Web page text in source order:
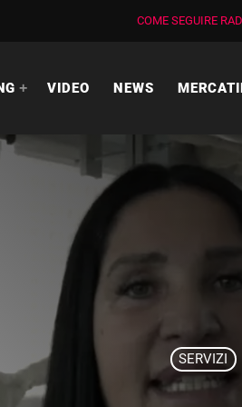
COME SEGUIRE
VIDEO NEWS
SERVIZI